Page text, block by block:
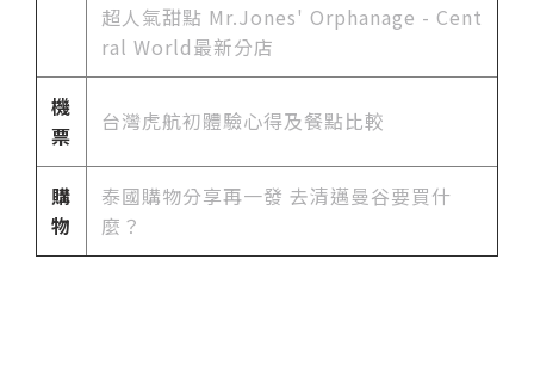
超人氣甜點 Mr.Jones' Orphanage - Cent
ral World最新分店
機
票
台灣虎航初體驗心得及餐點比較
購
物
泰國購物分享再一發 去清邁曼谷要買什
麼？